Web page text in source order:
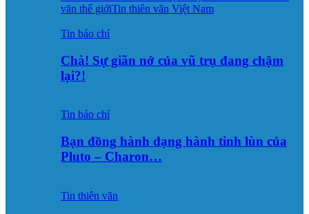
văn thế giớiTin thiên văn Việt Nam
Tin báo chí
Chà! Sự giãn nở của vũ trụ đang chậm
lại?!
Tin báo chí
Bạn đồng hành dạng hành tinh lùn của
Pluto – Charon…
Tin thiên văn